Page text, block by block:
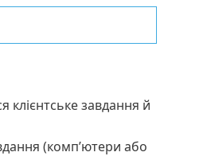
клієнтське завдання й
(комп’ютери або